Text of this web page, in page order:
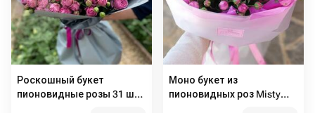
Роскошный букет
пионовидные розы 31 шт
Моно букет из
пионовидных роз Misty